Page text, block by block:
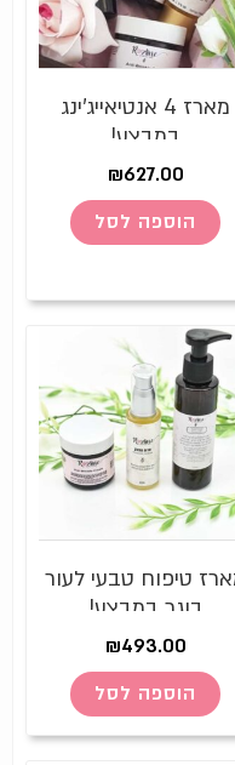
מארז 4 אנטיאייג'ינג
במבצע!
₪627.00
הוספה לסל
טיפוח טבעי לעור
בוגר במבצע!
₪493.00
הוספה לסל